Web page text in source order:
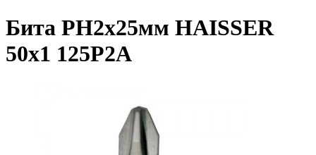
Бита PH2х25мм HAISSER
50х1 125P2A